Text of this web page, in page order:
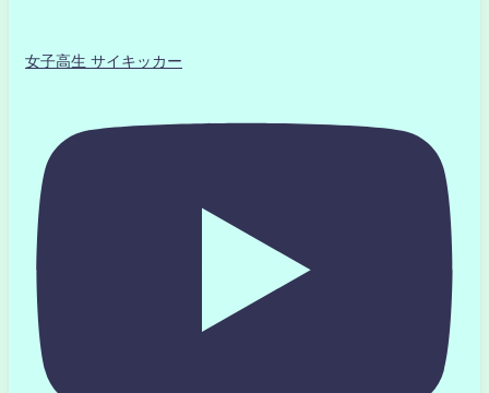
女子高生 サイキッカー